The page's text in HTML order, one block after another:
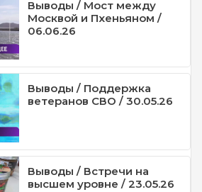
Выводы / Мост между
Москвой и Пхеньяном /
06.06.26
Выводы / Поддержка
ветеранов СВО / 30.05.26
Выводы / Встречи на
высшем уровне / 23.05.26